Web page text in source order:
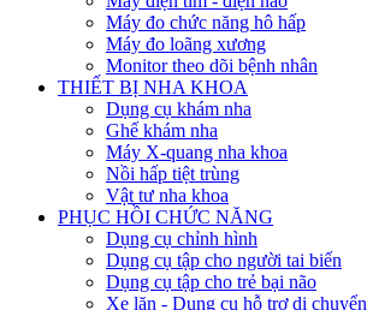
Máy đo chức năng hô hấp
Máy đo loãng xương
Monitor theo dõi bệnh nhân
THIẾT BỊ NHA KHOA
Dụng cụ khám nha
Ghế khám nha
Máy X-quang nha khoa
Nồi hấp tiệt trùng
Vật tư nha khoa
PHỤC HỒI CHỨC NĂNG
Dụng cụ chỉnh hình
Dụng cụ tập cho người tai biến
Dụng cụ tập cho trẻ bại não
Xe lăn - Dụng cụ hỗ trợ di chuyển